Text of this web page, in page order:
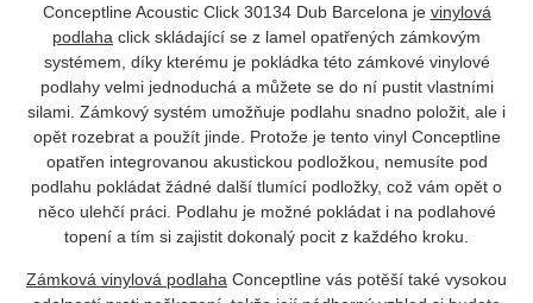
Conceptline Acoustic Click30134 Dub Barcelona je vinylová
podlaha click skládající se z lamel opatřených zámkovým
systémem, díky kterému je pokládka této zámkové vinylové
podlahy velmi jednoduchá a můžete se do ní pustit vlastními
silami. Zámkový systém umožňuje podlahu snadno položit, ale i
opět rozebrat a použít jinde. Protože je tento vinyl Conceptline
opatřen integrovanou akustickou podložkou, nemusíte pod
podlahu pokládat žádné další tlumící podložky, což vám opět o
něco ulehčí práci. Podlahu je možné pokládat i na podlahové
topení a tím si zajistit dokonalý pocit z každého kroku.
Zámková vinylová podlaha Conceptline vás potěší také vysokou